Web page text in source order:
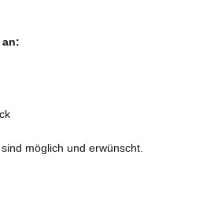
möglich und erwünscht.